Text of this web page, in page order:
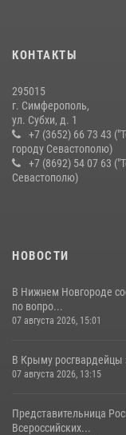
КОНТАКТЫ
295015
г. Симферополь,
ул. Субхи, д. 1
+7 (3652) 66 73 43
городу Севастополю)
+7 (8692) 54 07 63
Севастополю)
НОВОСТИ
В Нижнем Новгороде
по вопро...
07 августа 2026, 15:01
В Крыму росгвардейцы
07 августа 2026, 13:15
Представительница
Всероссийских...